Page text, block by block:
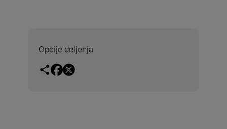
Opcije deljenja